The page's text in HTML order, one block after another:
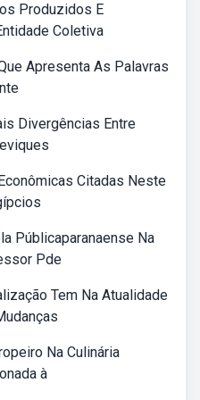
Produzidos E
Coletiva
Apresenta As Palavras
Divergências Entre
Citadas Neste
Públicaparanaense Na
Pde
Tem Na Atualidade
Na Culinária
à